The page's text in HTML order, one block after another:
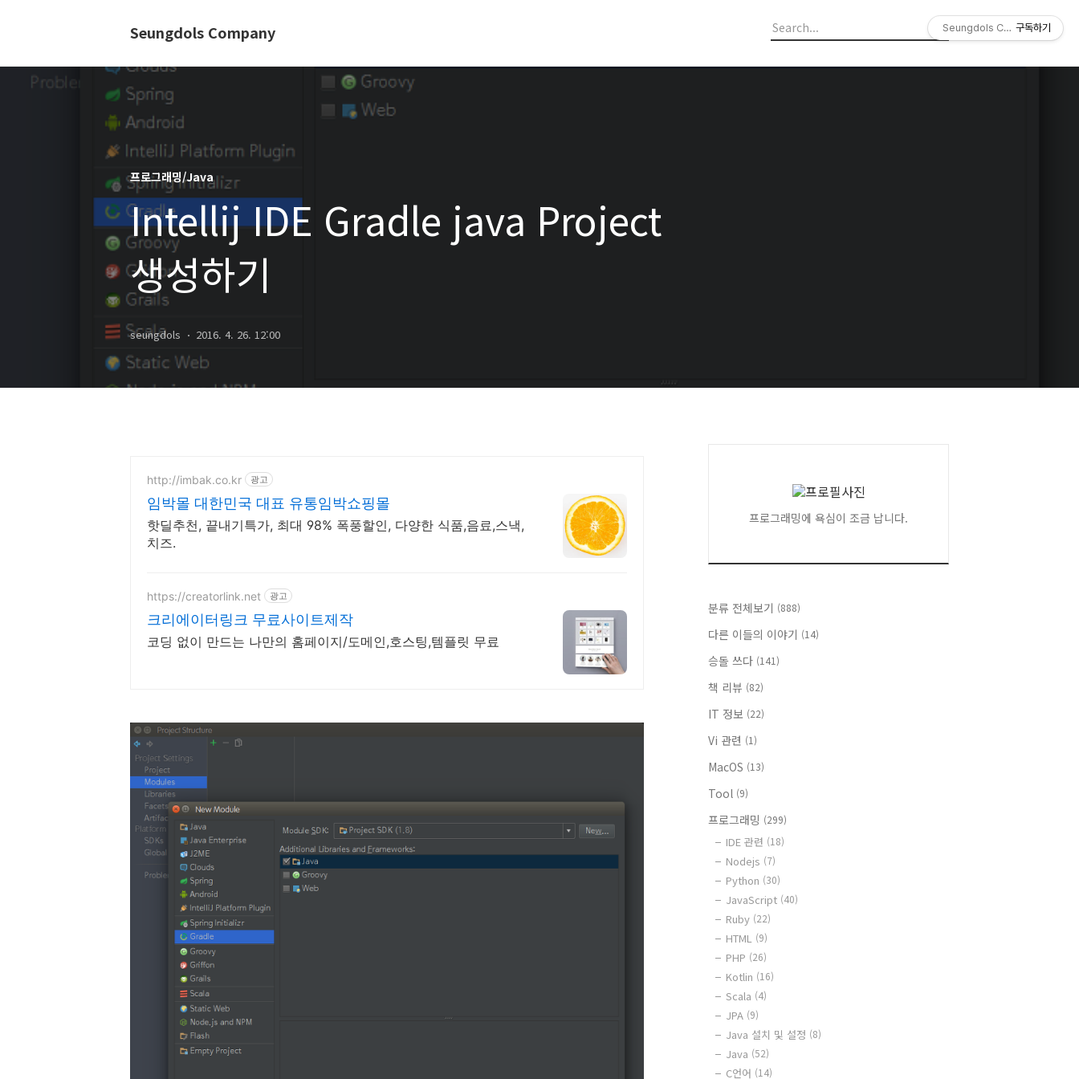
Seungdols Company
프로그래밍/Java
Intellij IDE Gradle java Project
생성하기
seungdols 2016. 4. 26. 12:00
http://imbak.co.kr 광고
임박몰 대한민국 대표 유통임박쇼핑몰
핫딜추천, 끝내기특가, 최대 98% 폭풍할인, 다양한 식품,음료,스낵,
치즈.
https://creatorlink.net 광고
크리에이터링크 무료사이트제작
코딩 없이 만드는 나만의 홈페이지/도메인,호스팅,템플릿 무료
프로그래밍에 욕심이 조금 납니다.
분류 전체보기 (888)
다른 이들의 이야기 (14)
승돌 쓰다 (141)
책 리뷰 (82)
IT 정보 (22)
Vi 관련 (1)
MacOS (13)
Tool (9)
프로그래밍 (299)
IDE 관련 (18)
Nodejs (7)
Python (30)
JavaScript (40)
Ruby (22)
HTML (9)
PHP (26)
Kotlin (16)
Scala (4)
JPA (9)
Java 설치 및 설정 (8)
Java (52)
C언어 (14)
Seungdols Company
구독하기